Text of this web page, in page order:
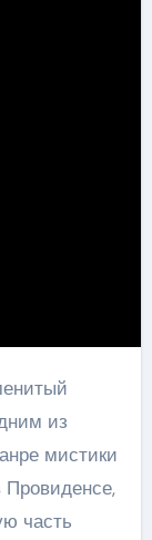
из
мистики
часть